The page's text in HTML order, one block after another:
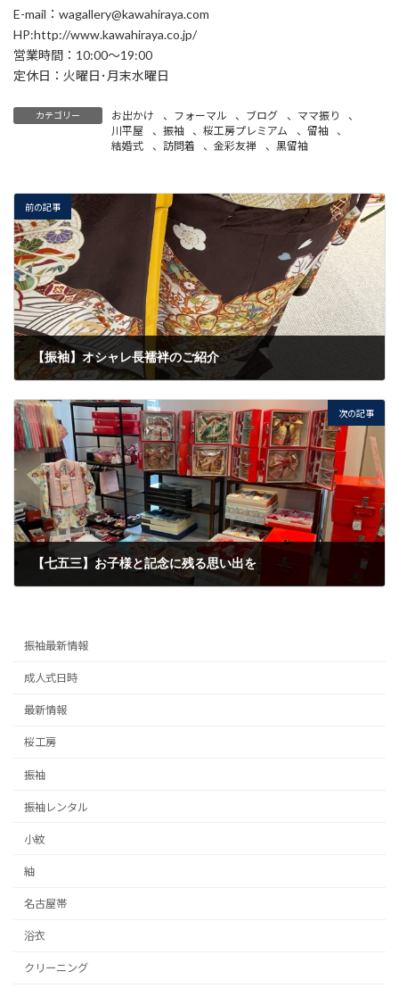
E-mail：wagallery@kawahiraya.com
HP:http://www.kawahiraya.co.jp/
営業時間：10:00～19:00
定休日：火曜日･月末水曜日
カテゴリー お出かけ 、 フォーマル 、 ブログ 、 ママ振り
、
川平屋
、 振袖 、桜工房プレミアム 、 留袖
、
結婚式
、 訪問着 、金彩友禅 、 黒留袖
前の記事
【振袖】オシャレ長襦袢のご紹介
2022/10/15
次の記事
【七五三】お子様と記念に残る思い出を
2022/10/17
振袖最新情報
成人式日時
最新情報
桜工房
振袖
振袖レンタル
小紋
紬
名古屋帯
浴衣
クリーニング